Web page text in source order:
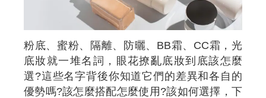
粉底、蜜粉、隔離、防曬、BB霜、CC霜，光
底妝就一堆名詞，眼花撩亂底妝到底該怎麼
選?這些名字背後你知道它們的差異和各自的
優勢嗎?該怎麼搭配怎麼使用?該如何選擇，下